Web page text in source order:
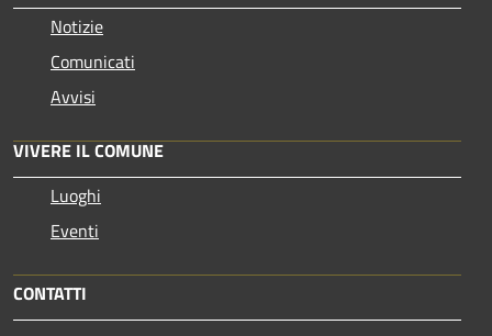
Notizie
Comunicati
Avvisi
VIVERE IL COMUNE
Luoghi
Eventi
CONTATTI